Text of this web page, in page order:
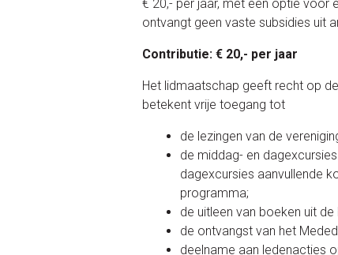
€ 20,- per jaar, met een optie voor
ontvangt geen vaste subsidies uit
Contributie: € 20,- per jaar
Het lidmaatschap geeft recht op
betekent vrije toegang tot
de lezingen van de
de middag- en
dagexcursies aanvullende
programma;
de uitleen van boeken uit de
de ontvangst van het
deelname aan ledenacties